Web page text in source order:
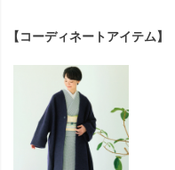
【コーディネートアイテム】